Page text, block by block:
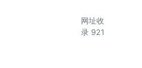
网址收
录 921